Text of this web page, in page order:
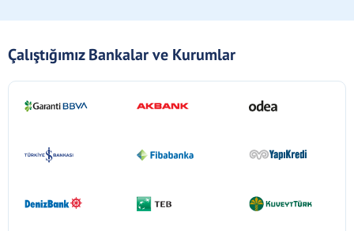
Çalıştığımız Bankalar ve Kurumlar